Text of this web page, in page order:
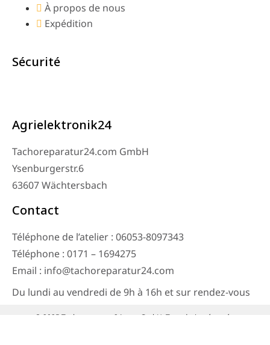
À propos de nous
Expédition
Sécurité
Agrielektronik24
Tachoreparatur24.com GmbH
Ysenburgerstr.6
63607 Wächtersbach
Contact
Téléphone de l’atelier : 06053-8097343
Téléphone : 0171 – 1694275
Email : info@tachoreparatur24.com
Du lundi au vendredi de 9h à 16h et sur rendez-vous
© 2025 Tachoreparatur24.com GmbH. Tous droits réservés.